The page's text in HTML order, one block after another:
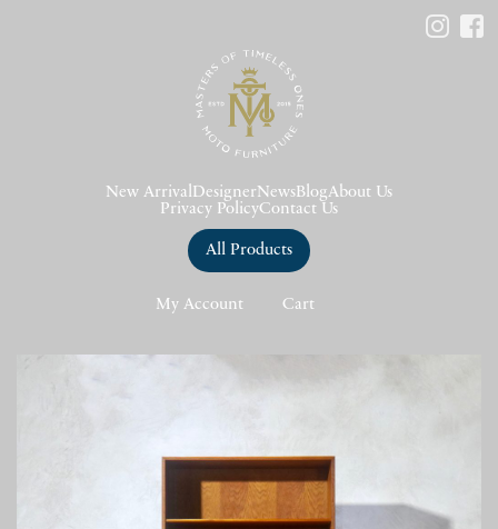
New Arrival DesignerNews BlogAbout Us
Privacy PolicyContact Us
All Products
My Account Cart